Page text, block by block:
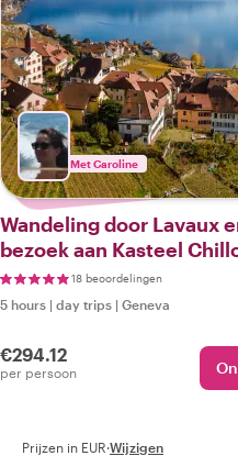
Met Caroline
Wandeling door Lavaux
bezoek aan Kasteel
Montreux18 beoordelingen
5 hours | day trips | Geneva
€294.12
per persoon
Prijzen in EUR·Wijzigen